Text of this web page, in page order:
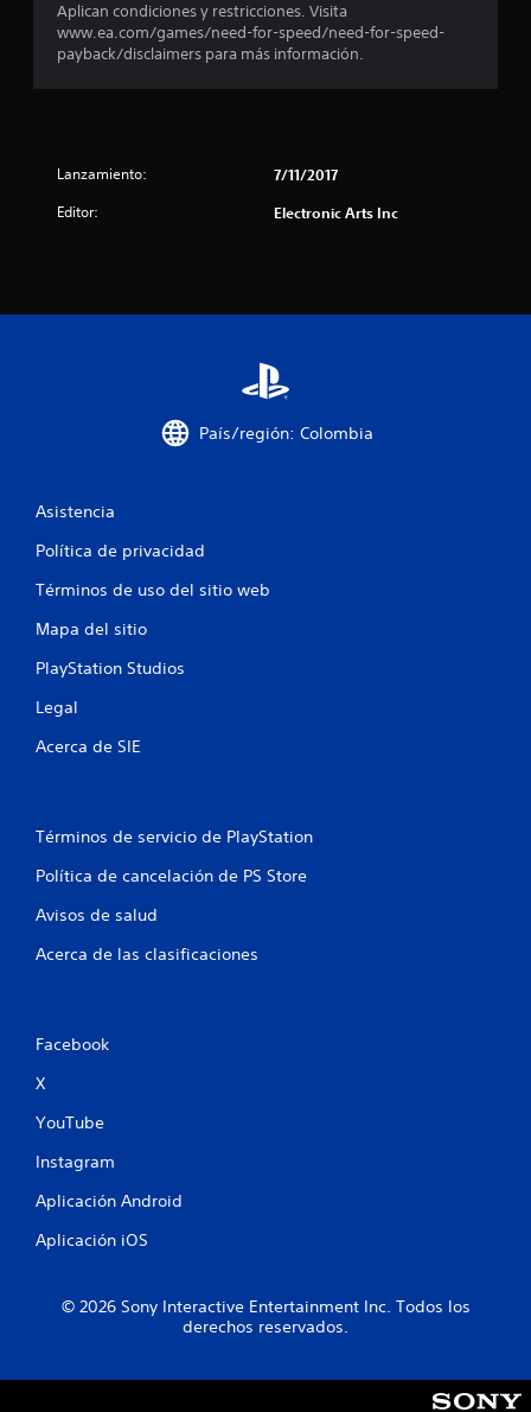
Aplican condiciones y restricciones. Visita
www.ea.com/games/need-for-speed/need-for-speed-
payback/disclaimers para más información.
Lanzamiento: 7/11/2017
Editor: Electronic Arts Inc
País/región: Colombia
Asistencia
Política de privacidad
Términos de uso del sitio web
Mapa del sitio
PlayStation Studios
Legal
Acerca de SIE
Términos de servicio de PlayStation
Política de cancelación de PS Store
Avisos de salud
Acerca de las clasificaciones
Facebook
X
YouTube
Instagram
Aplicación Android
Aplicación iOS
© 2026 Sony Interactive Entertainment Inc. Todos los
derechos reservados.